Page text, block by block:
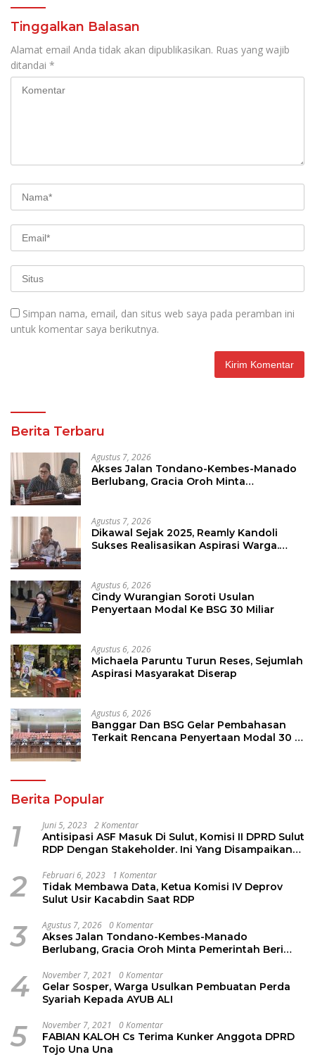
Tinggalkan Balasan
Alamat email Anda tidak akan dipublikasikan. Ruas yang wajib
ditandai *
Simpan nama, email, dan situs web saya pada peramban ini
untuk komentar saya berikutnya.
Berita Terbaru
Agustus 7, 2026
Akses Jalan Tondano-Kembes-Manado
Berlubang, Gracia Oroh Minta
Agustus 7, 2026
Dikawal Sejak 2025, Reamly Kandoli
Sukses Realisasikan Aspirasi Warga.
Agustus 6, 2026
Cindy Wurangian Soroti Usulan
Penyertaan Modal Ke BSG 30 Miliar
Agustus 6, 2026
Michaela Paruntu Turun Reses, Sejumlah
Aspirasi Masyarakat Diserap
Agustus 6, 2026
Banggar Dan BSG Gelar Pembahasan
Terkait Rencana Penyertaan Modal 30 M
Berita Popular
1 Juni 5, 2023 2 Komentar
Antisipasi ASF Masuk Di Sulut, Komisi II DPRD Sulut
RDP Dengan Stakeholder. Ini Yang Disampaikan
2 Februari 6, 2023 1 Komentar
Tidak Membawa Data, Ketua Komisi IV Deprov
Sulut Usir Kacabdin Saat RDP
3 Agustus 7, 2026 0 Komentar
Akses Jalan Tondano-Kembes-Manado
Berlubang, Gracia Oroh Minta Pemerintah Beri
4 November 7, 2021 0 Komentar
Gelar Sosper, Warga Usulkan Pembuatan Perda
Syariah Kepada AYUB ALI
5 November 7, 2021 0 Komentar
FABIAN KALOH Cs Terima Kunker Anggota DPRD
Tojo Una Una